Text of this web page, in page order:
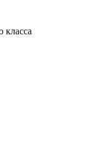
класса